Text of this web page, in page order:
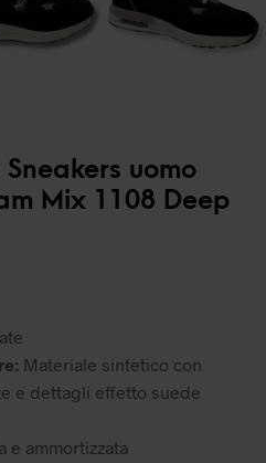
Sneakers uomo
Mix 1108 Deep
Materiale sintetico con
e dettagli effetto suede
e ammortizzata